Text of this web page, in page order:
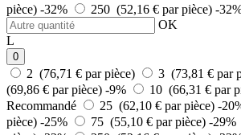
pièce) -32% 250 (52,16 € par pièce) -
OK
L
0
2 (76,71 € par pièce) 3 (73,81 € par
(69,86 € par pièce) -9% 10 (66,31 € par
Recommandé
25 (62,10 € par pièce) -
pièce) -25% 75 (55,10 € par pièce) -29%